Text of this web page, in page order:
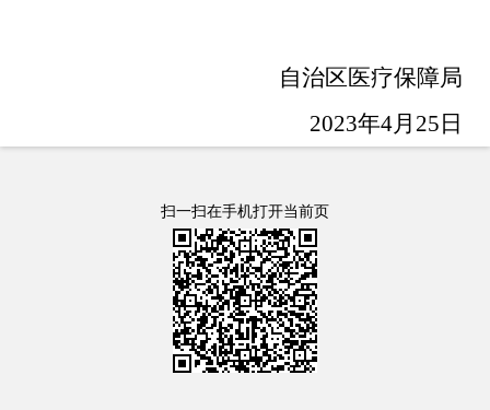
自治区医疗保障局
2023年4月25日
扫一扫在手机打开当前页